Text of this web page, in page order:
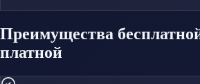
Преимущества
платной